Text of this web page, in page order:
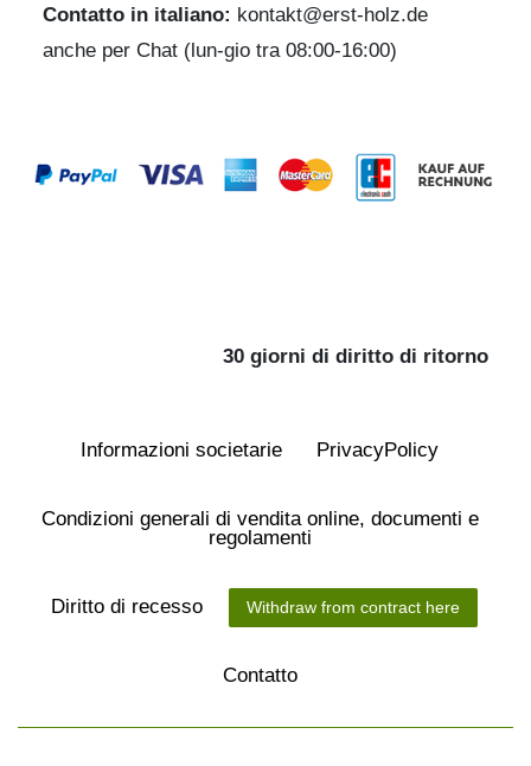
Contatto in italiano: kontakt@erst-holz.de
anche per Chat (lun-gio tra 08:00-16:00)
30 giorni di diritto di ritorno
Informazioni societarie Privacy­Policy
Condizioni generali di vendita online, documenti e
regolamenti
Diritto di recesso Withdraw from contract here
Contatto